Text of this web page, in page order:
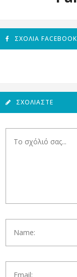
ΣΧΌΛΙΑ FACEBOOK
ΣΧΟΛΙΆΣΤΕ